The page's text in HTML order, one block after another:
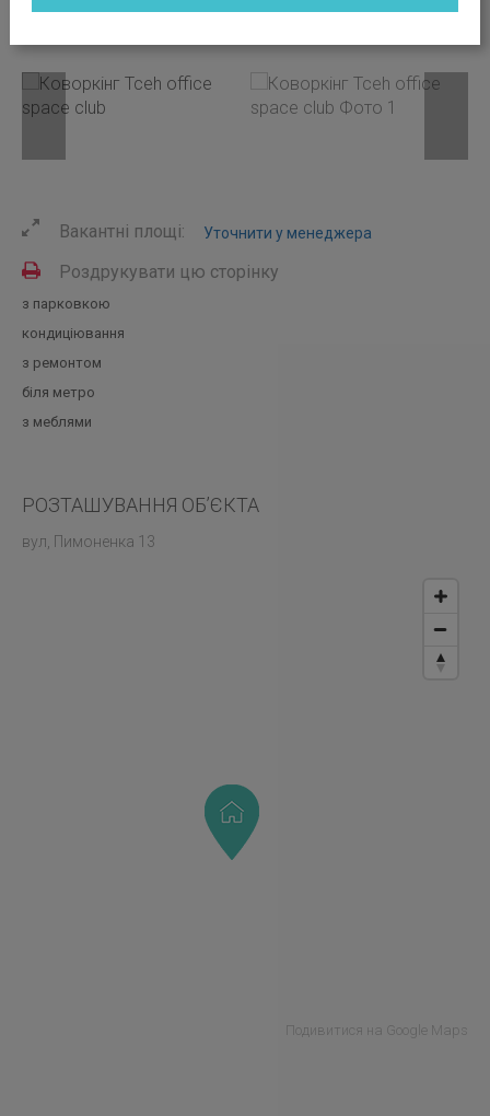
Вакантні площі: Уточнити у менеджера
Роздрукувати цю сторінку
з парковкою
кондиціювання
з ремонтом
біля метро
з меблями
РОЗТАШУВАННЯ ОБ’ЄКТА
вул, Пимоненка 13
Подивитися на Google Maps